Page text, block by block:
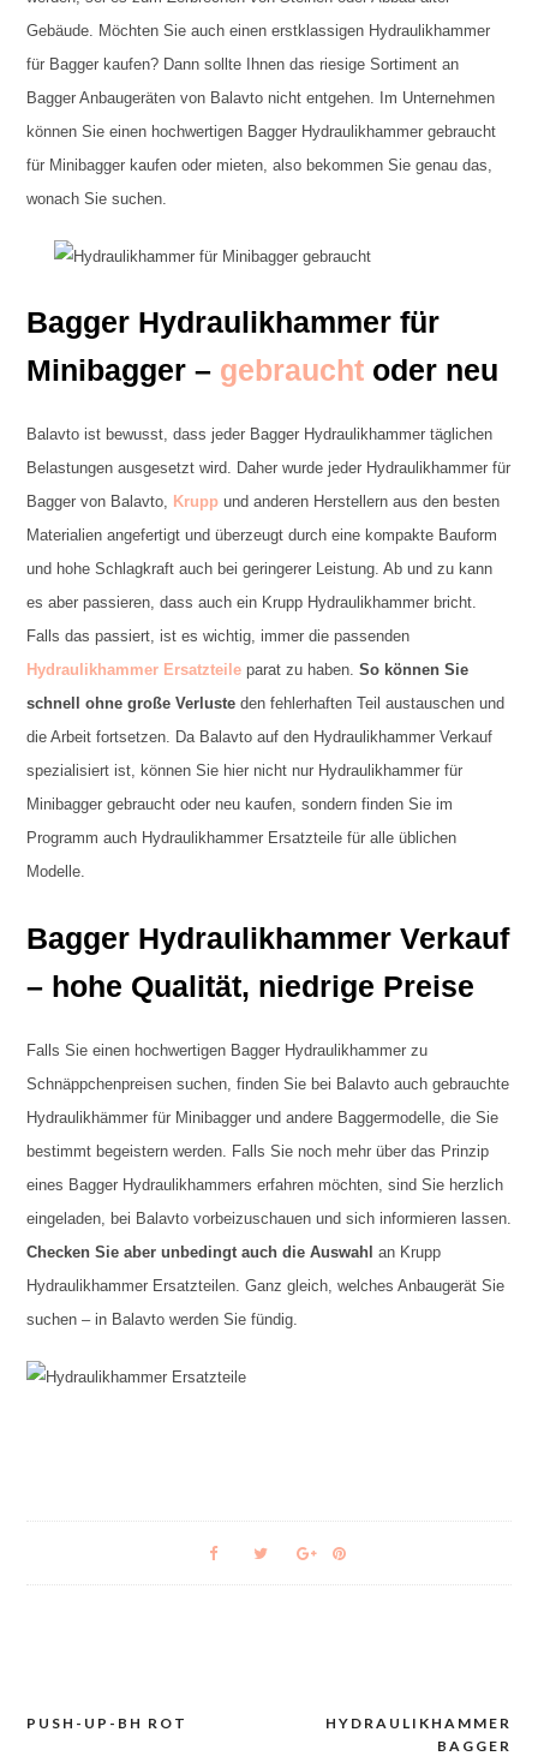
Gebäude. Möchten Sie auch einen erstklassigen Hydraulikhammer
für Bagger kaufen? Dann sollte Ihnen das riesige Sortiment an
Bagger Anbaugeräten von Balavto nicht entgehen. Im Unternehmen
können Sie einen hochwertigen Bagger Hydraulikhammer gebraucht
für Minibagger kaufen oder mieten, also bekommen Sie genau das,
wonach Sie suchen.
Bagger Hydraulikhammer für
Minibagger – gebrauchtoder neu
Balavto ist bewusst, dass jeder Bagger Hydraulikhammer täglichen
Belastungen ausgesetzt wird. Daher wurde jeder Hydraulikhammer für
Bagger von Balavto, Kruppund anderen Herstellern aus den besten
Materialien angefertigt und überzeugt durch eine kompakte Bauform
und hohe Schlagkraft auch bei geringerer Leistung. Ab und zu kann
es aber passieren, dass auch ein Krupp Hydraulikhammer bricht.
Falls das passiert, ist es wichtig, immer die passenden
Hydraulikhammer Ersatzteile parat zu haben. So können Sie
schnell ohne große Verlusteden fehlerhaften Teil austauschen und
die Arbeit fortsetzen. Da Balavto auf den Hydraulikhammer Verkauf
spezialisiert ist, können Sie hier nicht nur Hydraulikhammer für
Minibagger gebraucht oder neu kaufen, sondern finden Sie im
Programm auch Hydraulikhammer Ersatzteile für alle üblichen
Modelle.
Bagger Hydraulikhammer Verkauf
– hohe Qualität, niedrige Preise
Falls Sie einen hochwertigen Bagger Hydraulikhammer zu
Schnäppchenpreisen suchen, finden Sie bei Balavto auch gebrauchte
Hydraulikhämmer für Minibagger und andere Baggermodelle, die Sie
bestimmt begeistern werden. Falls Sie noch mehr über das Prinzip
eines Bagger Hydraulikhammers erfahren möchten, sind Sie herzlich
eingeladen, bei Balavto vorbeizuschauen und sich informieren lassen.
Checken Sie aber unbedingt auch die Auswahl an Krupp
Hydraulikhammer Ersatzteilen. Ganz gleich, welches Anbaugerät Sie
suchen – in Balavto werden Sie fündig.
Navigacija
PUSH-UP-BH ROT
HYDRAULIKHAMMER
BAGGER